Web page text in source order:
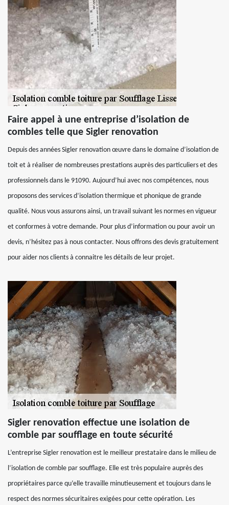
Faire appel à une entreprise d’isolation de
combles telle que Sigler renovation
Depuis des années Sigler renovation œuvre dans le domaine d’isolation de
toit et à réaliser de nombreuses prestations auprès des particuliers et des
professionnels dans le 91090. Aujourd’hui avec nos compétences, nous
proposons des services d’isolation thermique et phonique de grande
qualité. Nous vous assurons ainsi, un travail suivant les normes en vigueur
et conformes à votre demande. Pour plus d’information ou pour avoir un
devis, n’hésitez pas à nous contacter. Nous offrons des devis gratuitement
pour aider nos clients à connaitre les détails de leur projet.
Sigler renovation effectue une isolation de
comble par soufflage en toute sécurité
L’entreprise Sigler renovation est le meilleur prestataire dans le milieu de
l’isolation de comble par soufflage. Elle est très populaire auprès des
propriétaires parce qu’elle travaille minutieusement et toujours dans le
respect des normes sécuritaires exigées pour cette opération. Les